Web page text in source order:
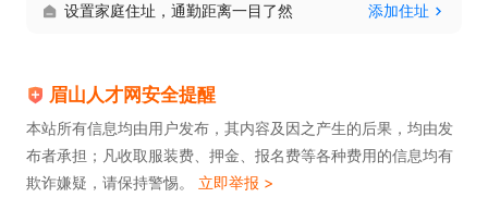
设置家庭住址，通勤距离一目了然 添加住址
眉山人才网安全提醒
本站所有信息均由用户发布，其内容及因之产生的后果，均由发
布者承担；凡收取服装费、押金、报名费等各种费用的信息均有
欺诈嫌疑，请保持警惕。 立即举报 >